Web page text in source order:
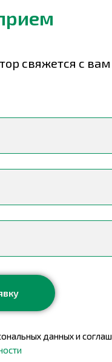
свяжется с
данных и